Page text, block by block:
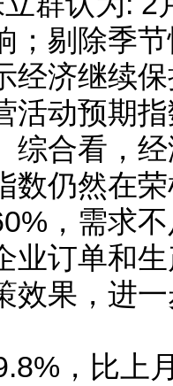
；剔除季
经济继续
活动预期
综合看，
数仍然在
，需求
业订单和
效果，进
，比上